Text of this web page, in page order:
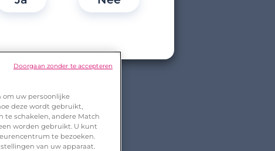
om uw persoonlijke
deze wordt gebruikt,
te schakelen, andere Match
worden gebruikt. U kunt
te bezoeken.
van uw apparaat.
Doorgaan zonder te accepteren